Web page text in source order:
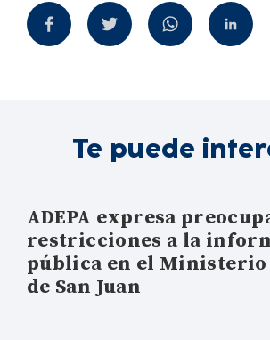
Te puede
ADEPA expresa
restricciones a la
pública en el Ministerio
de San Juan